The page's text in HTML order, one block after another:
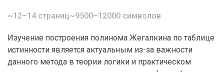
~12–14 страниц~9500–12000 символов
Изучение построения полинома Жегалкина по таблице
истинности является актуальным из-за важности
данного метода в теории логики и практическом